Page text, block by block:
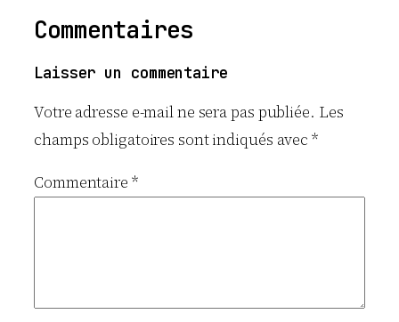
Commentaires
Laisser un commentaire
Votre adresse e-mail ne sera pas publiée. Les
champs obligatoires sont indiqués avec*
Commentaire *